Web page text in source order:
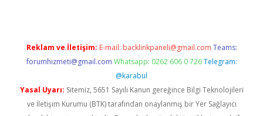
Reklam ve İletişim: E-mail: backlinkpaneli@gmail.com Teams:
forumhizmeti@gmail.com Whatsapp: 0262 606 0 726 Telegram:
@karabul
Yasal Uyarı: Sitemiz, 5651 Sayılı Kanun gereğince Bilgi Teknolojileri
ve İletişim Kurumu (BTK) tarafından onaylanmış bir Yer Sağlayıcı